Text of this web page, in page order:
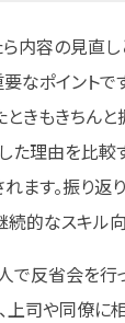
内容の見直し
なポイントで
ときもきちん
た理由を比較
ます。振り返
続的なスキル
で反省会を行
上司や同僚に